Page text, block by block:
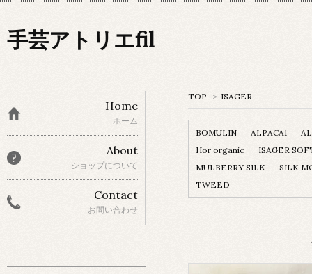
手芸アトリエfil
TOP > ISAGER
BOMULIN ALPACA1
Hor organic
ISAGER
MULBERRY SILK
SILK
TWEED
Home
ホーム
About
ショップについて
Contact
お問い合わせ